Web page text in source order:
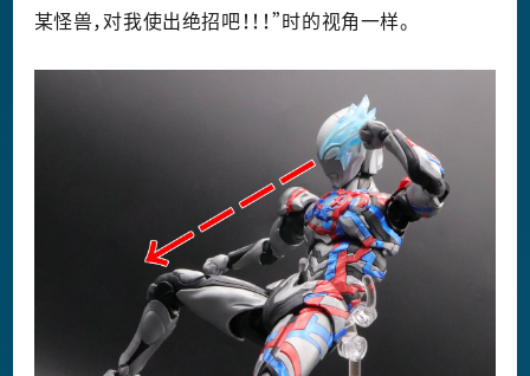
某怪兽，对我使出绝招吧！！！”时的视角一样。